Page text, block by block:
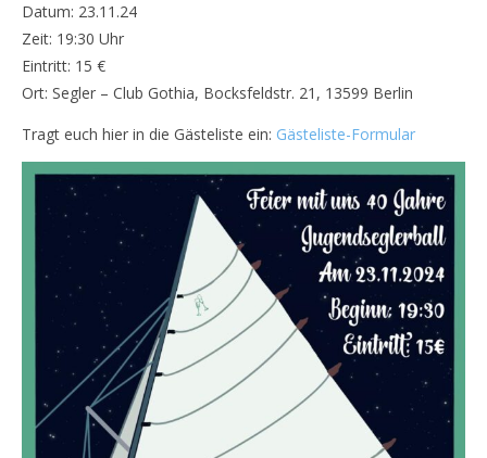
Datum: 23.11.24
Zeit: 19:30 Uhr
Eintritt: 15 €
Ort: Segler – Club Gothia, Bocksfeldstr. 21, 13599 Berlin
Tragt euch hier in die Gästeliste ein: Gästeliste-Formular